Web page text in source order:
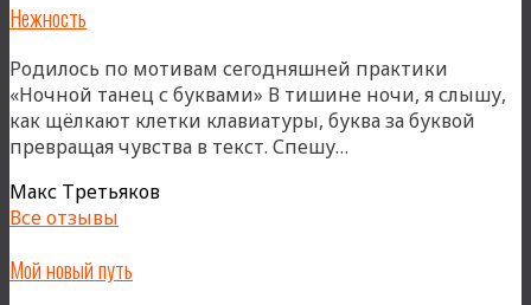
Нежность
Родилось по мотивам сегодняшней практики
«Ночной танец с буквами» В тишине ночи, я слышу,
как щёлкают клетки клавиатуры, буква за буквой
превращая чувства в текст. Спешу…
Макс Третьяков
Все отзывы
Мой новый путь